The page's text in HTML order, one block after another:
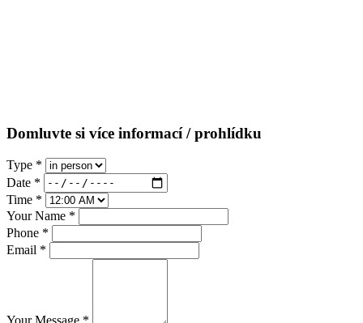
Domluvte si více informací / prohlídku
Type *
Date *
Time *
Your Name *
Phone *
Email *
Your Message *